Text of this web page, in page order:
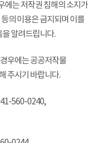
에는 저작권 침해의 소지가
의 이용은 금지되며 이를
을 알려드립니다.
우에는 공공저작물
주시기 바랍니다.
560-0240,